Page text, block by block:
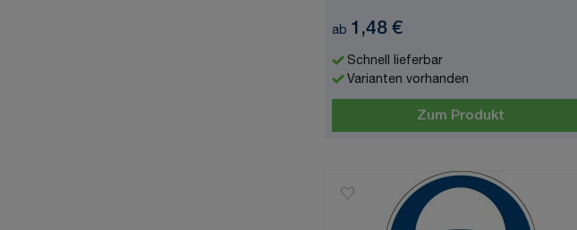
ab 1,48 €
Schnell lieferbar
Varianten vorhanden
Zum Produkt